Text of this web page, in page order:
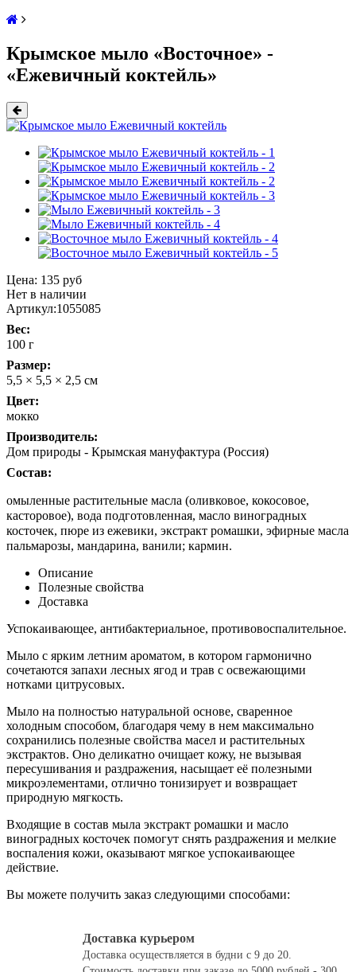
Крымское мыло «Восточное» -
«Ежевичный коктейль»
Цена: 135 руб
Нет в наличии
Артикул:1055085
Вес:
100 г
Размер:
5,5 × 5,5 × 2,5 см
Цвет:
мокко
Производитель:
Дом природы - Крымская мануфактура (Россия)
Состав:
омыленные растительные масла (оливковое, кокосовое,
касторовое), вода подготовленная, масло виноградных
косточек, пюре из ежевики, экстракт ромашки, эфирные масла
пальмарозы, мандарина, ванили; кармин.
Описание
Полезные свойства
Доставка
Успокаивающее, антибактериальное, противовоспалительное.
Мыло с ярким летним ароматом, в котором гармонично
сочетаются запахи лесных ягод и трав с освежающими
нотками цитрусовых.
Мыло на полностью натуральной основе, сваренное
холодным способом, благодаря чему в нем максимально
сохранились полезные свойства масел и растительных
экстрактов. Оно деликатно очищает кожу, не вызывая
пересушивания и раздражения, насыщает её полезными
микроэлементами, отлично тонизирует и возвращает
природную мягкость.
Входящие в состав мыла экстракт ромашки и масло
виноградных косточек помогут снять раздражения и мелкие
воспаления кожи, оказывают мягкое успокаивающее
действие.
Вы можете получить заказ следующими способами:
Доставка курьером
Доставка осуществляется в будни с 9 до 20.